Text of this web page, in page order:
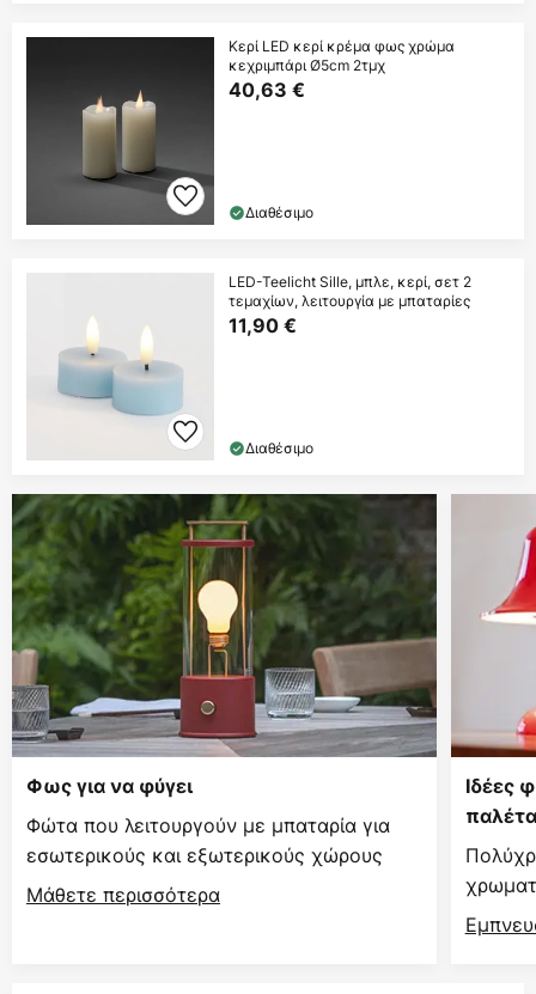
Κερί LED κερί κρέμα φως χρώμα
κεχριμπάρι Ø5cm 2τμχ
40,63 €
Διαθέσιμο
LED-Teelicht Sille, μπλε, κερί, σετ 2
τεμαχίων, λειτουργία με μπαταρίες
11,90 €
Διαθέσιμο
Φως για να φύγει
Φώτα που λειτουργούν με μπαταρία για
εσωτερικούς και εξωτερικούς χώρους
Μάθετε περισσότερα
Ιδέες
παλέτα